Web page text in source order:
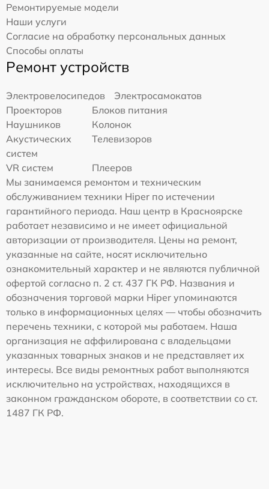
Ремонтируемые модели
Наши услуги
Согласие на обработку персональных данных
Способы оплаты
Ремонт устройств
Электровелосипедов
Электросамокатов
Проекторов
Блоков питания
Наушников
Колонок
Акустических
систем
Телевизоров
VR систем
Плееров
Мы занимаемся ремонтом и техническим
обслуживанием техники Hiper по истечении
гарантийного периода. Наш центр в Красноярске
работает независимо и не имеет официальной
авторизации от производителя. Цены на ремонт,
указанные на сайте, носят исключительно
ознакомительный характер и не являются публичной
офертой согласно п. 2 ст. 437 ГК РФ. Названия и
обозначения торговой марки Hiper упоминаются
только в информационных целях — чтобы обозначить
перечень техники, с которой мы работаем. Наша
организация не аффилирована с владельцами
указанных товарных знаков и не представляет их
интересы. Все виды ремонтных работ выполняются
исключительно на устройствах, находящихся в
законном гражданском обороте, в соответствии со ст.
1487 ГК РФ.